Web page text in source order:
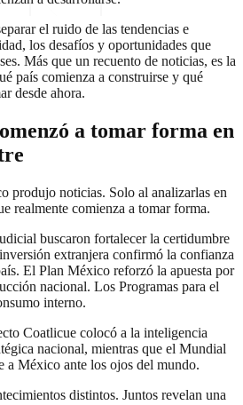
el ruido de las tendencias e
los desafíos y oportunidades que
Más que un recuento de noticias, es la
país comienza a construirse y qué
desde ahora.
a tomar forma en
produjo noticias. Solo al analizarlas en
realmente comienza a tomar forma.
buscaron fortalecer la certidumbre
extranjera confirmó la confianza
El Plan México reforzó la apuesta por
nacional. Los Programas para el
interno.
Coatlicue colocó a la inteligencia
nacional, mientras que el Mundial
a México ante los ojos del mundo.
distintos. Juntos revelan una